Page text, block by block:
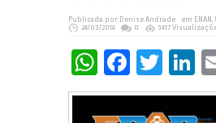
Publicada por: Denise Andrade em ENAN ,
24/03/2014
0 3417